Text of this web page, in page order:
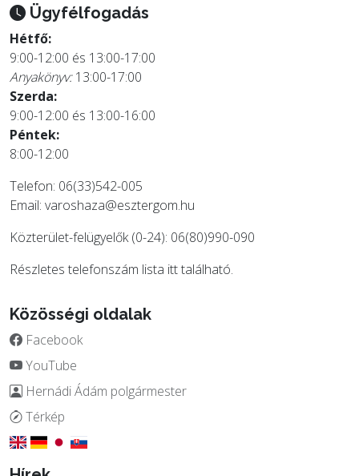
Ügyfélfogadás
Hétfő:
9:00-12:00 és 13:00-17:00
Anyakönyv:13:00-17:00
Szerda:
9:00-12:00 és 13:00-16:00
Péntek:
8:00-12:00
Telefon: 06(33)542-005
Email: varoshaza@esztergom.hu
Közterület-felügyelők (0-24): 06(80)990-090
Részletes telefonszám lista itttalálható.
Közösségi oldalak
Facebook
YouTube
Hernádi Ádám polgármester
Térkép